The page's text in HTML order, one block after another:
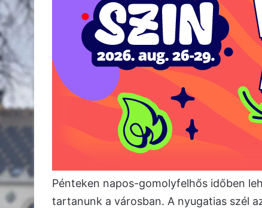
Pénteken napos-gomolyfelhős időben
tartanunk a városban. A nyugatias szél